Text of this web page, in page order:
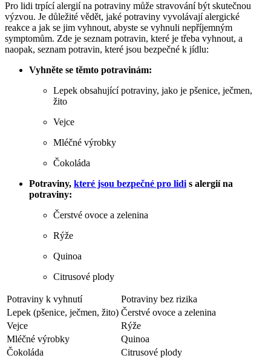
Pro lidi trpící alergií na potraviny může stravování být skutečnou
výzvou. Je důležité vědět, jaké potraviny vyvolávají alergické
reakce a jak se jim vyhnout, abyste se vyhnuli nepříjemným
symptomům. Zde je seznam potravin, které je třeba vyhnout, a
naopak, seznam potravin, které jsou bezpečné k jídlu:
Vyhněte se těmto potravinám:
Lepek obsahující potraviny, jako je pšenice, ječmen,
žito
Vejce
Mléčné výrobky
Čokoláda
Potraviny, které jsou bezpečné pro lidis alergií na
potraviny:
Čerstvé ovoce a zelenina
Rýže
Quinoa
Citrusové plody
Potraviny k vyhnutí
Potraviny bez rizika
Lepek (pšenice, ječmen, žito) Čerstvé ovoce a zelenina
Vejce
Rýže
Mléčné výrobky
Quinoa
Čokoláda
Citrusové plody